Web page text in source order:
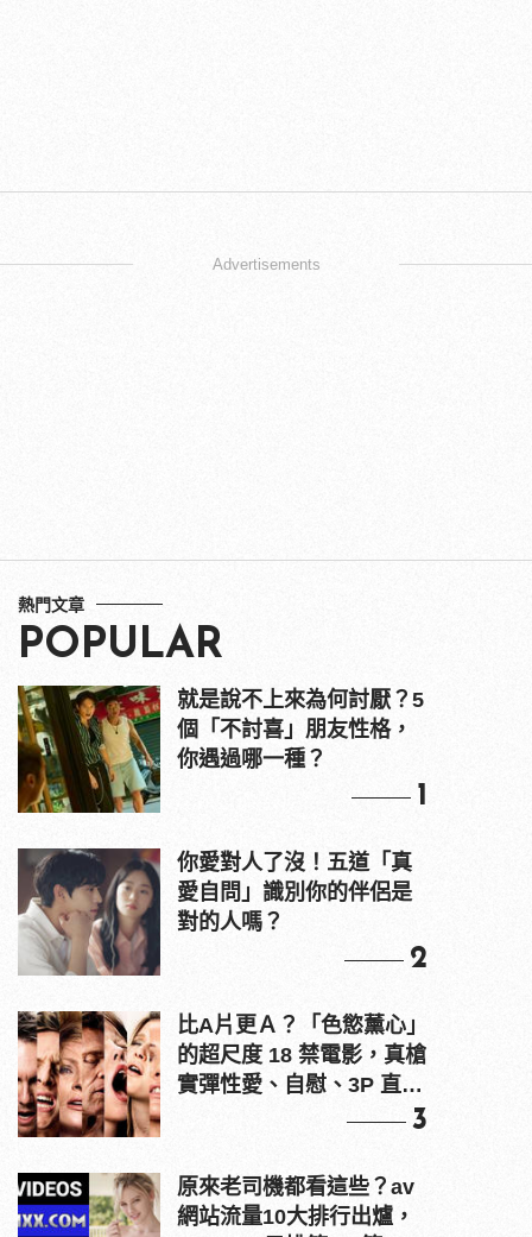
Advertisements
熱門文章
POPULAR
就是說不上來為何討厭？5
個「不討喜」朋友性格，
你遇過哪一種？
1
你愛對人了沒！五道「真
愛自問」識別你的伴侶是
對的人嗎？
2
比A片更Ａ？「色慾薰心」
的超尺度 18 禁電影，真槍
實彈性愛、自慰、3P 直接
3
原來老司機都看這些？av
網站流量10大排行出爐，